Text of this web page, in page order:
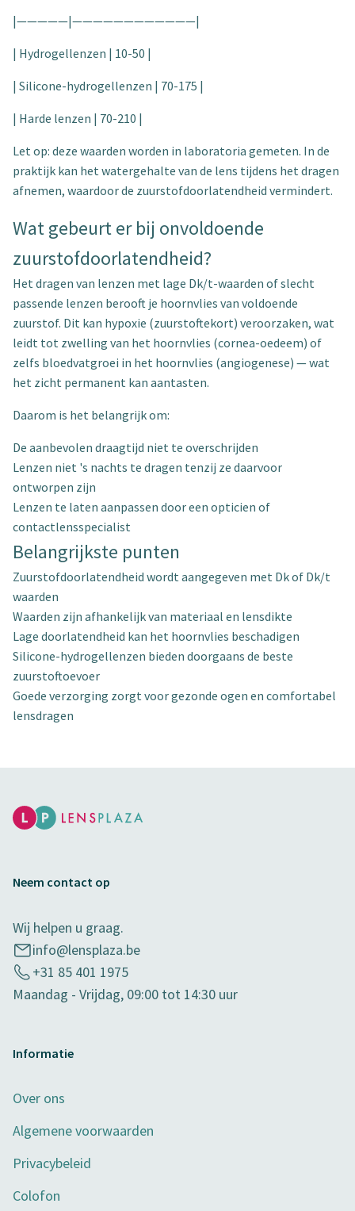
|—————|————————————|
| Hydrogellenzen | 10-50 |
| Silicone-hydrogellenzen | 70-175 |
| Harde lenzen | 70-210 |
Let op: deze waarden worden in laboratoria gemeten. In de
praktijk kan het watergehalte van de lens tijdens het dragen
afnemen, waardoor de zuurstofdoorlatendheid vermindert.
Wat gebeurt er bij onvoldoende
zuurstofdoorlatendheid?
Het dragen van lenzen met lage Dk/t-waarden of slecht
passende lenzen berooft je hoornvlies van voldoende
zuurstof. Dit kan hypoxie (zuurstoftekort) veroorzaken, wat
leidt tot zwelling van het hoornvlies (cornea-oedeem) of
zelfs bloedvatgroei in het hoornvlies (angiogenese) — wat
het zicht permanent kan aantasten.
Daarom is het belangrijk om:
De aanbevolen draagtijd niet te overschrijden
Lenzen niet 's nachts te dragen tenzij ze daarvoor
ontworpen zijn
Lenzen te laten aanpassen door een opticien of
contactlensspecialist
Belangrijkste punten
Zuurstofdoorlatendheid wordt aangegeven met Dk of Dk/t
waarden
Waarden zijn afhankelijk van materiaal en lensdikte
Lage doorlatendheid kan het hoornvlies beschadigen
Silicone-hydrogellenzen bieden doorgaans de beste
zuurstoftoevoer
Goede verzorging zorgt voor gezonde ogen en comfortabel
lensdragen
Neem contact op
Wij helpen u graag.
info@lensplaza.be
+31 85 401 1975
Maandag - Vrijdag, 09:00 tot 14:30 uur
Informatie
Over ons
Algemene voorwaarden
Privacybeleid
Colofon